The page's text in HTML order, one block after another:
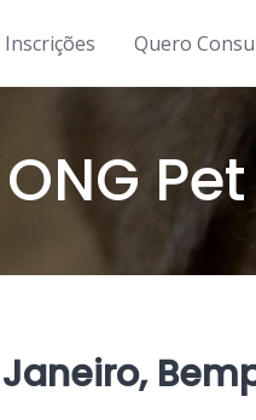
Inscrições Quero
ONG